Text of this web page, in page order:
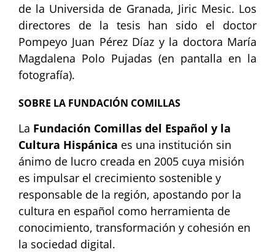
de la Universida de Granada, Jiric Mesic. Los
directores de la tesis han sido el doctor
Pompeyo Juan Pérez Díaz y la doctora María
Magdalena Polo Pujadas (en pantalla en la
fotografía).
SOBRE LA FUNDACIÓN COMILLAS
La Fundación Comillas del Español y la
Cultura Hispánica es una institución sin
ánimo de lucro creada en 2005 cuya misión
es impulsar el crecimiento sostenible y
responsable de la región, apostando por la
cultura en español como herramienta de
conocimiento, transformación y cohesión en
la sociedad digital.